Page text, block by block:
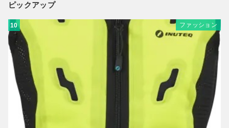
ピックアップ
10 ファッション